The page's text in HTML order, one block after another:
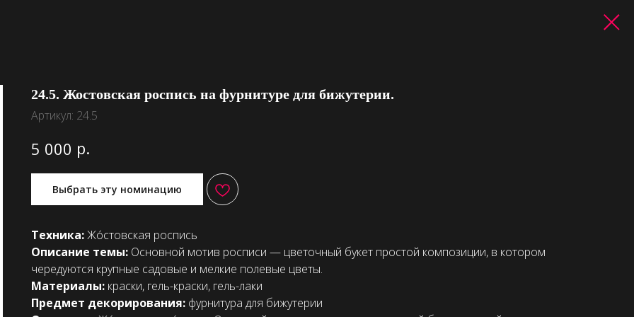
24.5. Жостовская роспись на фурнитуре для бижутерии.
Артикул: 24.5
5 000 р.
Выбрать эту номинацию
Техника:Жо́стовская роспись
Описание темы: Основной мотив росписи — цветочный букет простой композиции, в котором
чередуются крупные садовые и мелкие полевые цветы.
Материалы: краски, гель-краски, гель-лаки
Предмет декорирования: фурнитура для бижутерии